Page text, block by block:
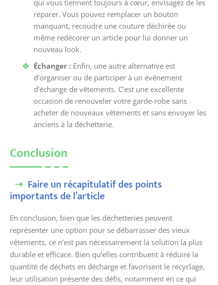
qui vous tiennent toujours à cœur, envisagez de les
réparer. Vous pouvez remplacer un bouton
manquant, recoudre une couture déchirée ou
même redécorer un article pour lui donner un
nouveau look.
Échanger : Enfin, une autre alternative est
d’organiser ou de participer à un événement
d’échange de vêtements. C’est une excellente
occasion de renouveler votre garde-robe sans
acheter de nouveaux vêtements et sans envoyer les
anciens à la déchetterie.
Conclusion
Faire un récapitulatif des points
importants de l’article
En conclusion, bien que les déchetteries peuvent
représenter une option pour se débarrasser des vieux
vêtements, ce n’est pas nécessairement la solution la plus
durable et efficace. Bien qu’elles contribuent à réduire la
quantité de déchets en décharge et favorisent le recyclage,
leur utilisation présente des défis, notamment en ce qui